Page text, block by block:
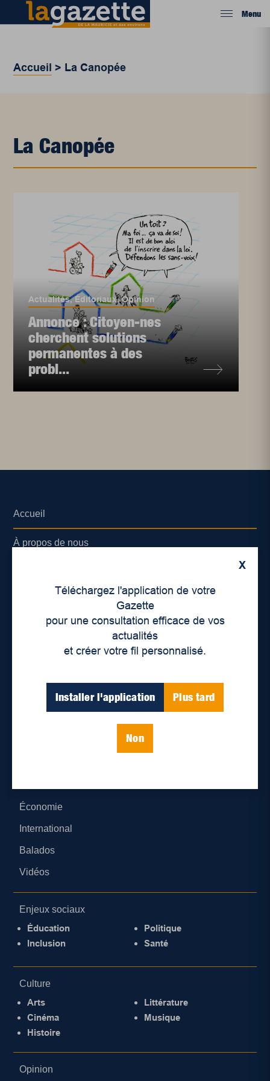
Menu
Accueil > La Canopée
La Canopée
Actualités,Éditoriaux,Opinion
Annonce : Citoyen-nes
cherchent solutions
permanentes à des
probl...
X
Téléchargez l'application de votre
Gazette
pour une consultation efficace de vos
actualités
et créer votre fil personnalisé.
Installer l'application Plus tard
Non
Accueil
À propos de nous
Lieux de distribution
Économie
International
Balados
Vidéos
Enjeux sociaux
Éducation
Inclusion
Politique
Santé
Culture
Arts
Cinéma
Histoire
Littérature
Musique
Opinion